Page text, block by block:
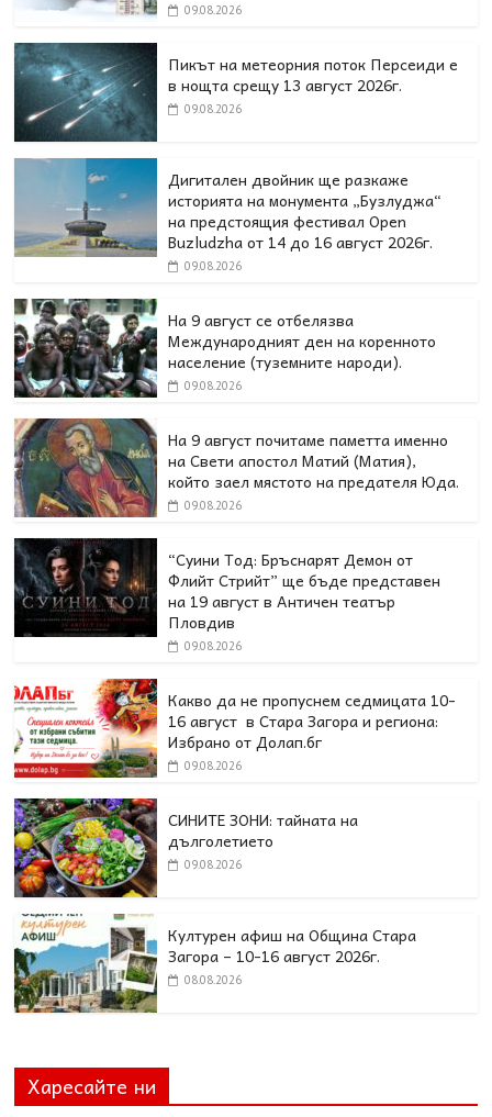
09.08.2026
Пикът на метеорния поток Персеиди е
в нощта срещу 13 август 2026г.
09.08.2026
Дигитален двойник ще разкаже
историята на монумента „Бузлуджа“
на предстоящия фестивал Open
Buzludzha от 14 до 16 август 2026г.
09.08.2026
На 9 август се отбелязва
Международният ден на коренното
население (туземните народи).
09.08.2026
На 9 август почитаме паметта именно
на Свети апостол Матий (Матия),
който заел мястото на предателя Юда.
09.08.2026
“Суини Тод: Бръснарят Демон от
Флийт Стрийт” ще бъде представен
на 19 август в Античен театър
Пловдив
09.08.2026
Какво да не пропуснем седмицата 10-
16 август в Стара Загора и региона:
Избрано от Долап.бг
09.08.2026
СИНИТЕ ЗОНИ: тайната на
дълголетието
09.08.2026
Културен афиш на Община Стара
Загора – 10-16 август 2026г.
08.08.2026
Харесайте ни